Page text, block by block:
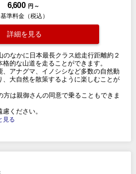
6,600 円 ～
基準料金（税込）
詳細を見る
のなかに日本最長クラス総走行距離約２
的な山道を走ることができます。
、アナグマ、イノシシなど多数の自然動
、大自然を散策するように楽しむことが
方は親御さんの同意で乗ることもできま
ください。
見る